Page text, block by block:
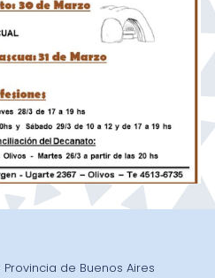
Provincia de Buenos Aires